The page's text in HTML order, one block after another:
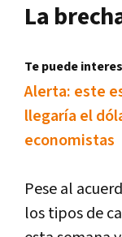
La
Te puede
Alerta: este
llegaría el
economistas
Pese al
los tipos de